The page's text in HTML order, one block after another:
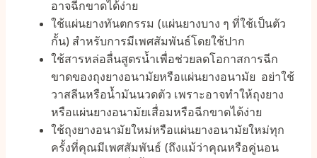
อาจฉีกขาดได้ง่าย
ใช้แผ่นยางทันตกรรม (แผ่นยางบาง ๆ ที่ใช้เป็นตัว
กั้น) สำหรับการมีเพศสัมพันธ์โดยใช้ปาก
ใช้สารหล่อลื่นสูตรน้ำเพื่อช่วยลดโอกาสการฉีก
ขาดของถุงยางอนามัยหรือแผ่นยางอนามัย อย่าใช้
วาสลีนหรือน้ำมันนวดตัว เพราะอาจทำให้ถุงยาง
หรือแผ่นยางอนามัยเสื่อมหรือฉีกขาดได้ง่าย
ใช้ถุงยางอนามัยใหม่หรือแผ่นยางอนามัยใหม่ทุก
ครั้งที่คุณมีเพศสัมพันธ์ (ถึงแม้ว่าคุณหรือคู่นอน